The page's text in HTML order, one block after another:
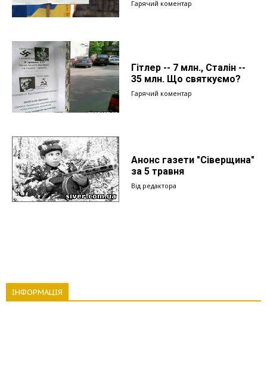
Гарячий коментар
Гітлер -- 7 млн., Сталін --
35 млн. Що святкуємо?
Гарячий коментар
Анонс газети "Сіверщина"
за 5 травня
Від редактора
ІНФОРМАЦІЯ